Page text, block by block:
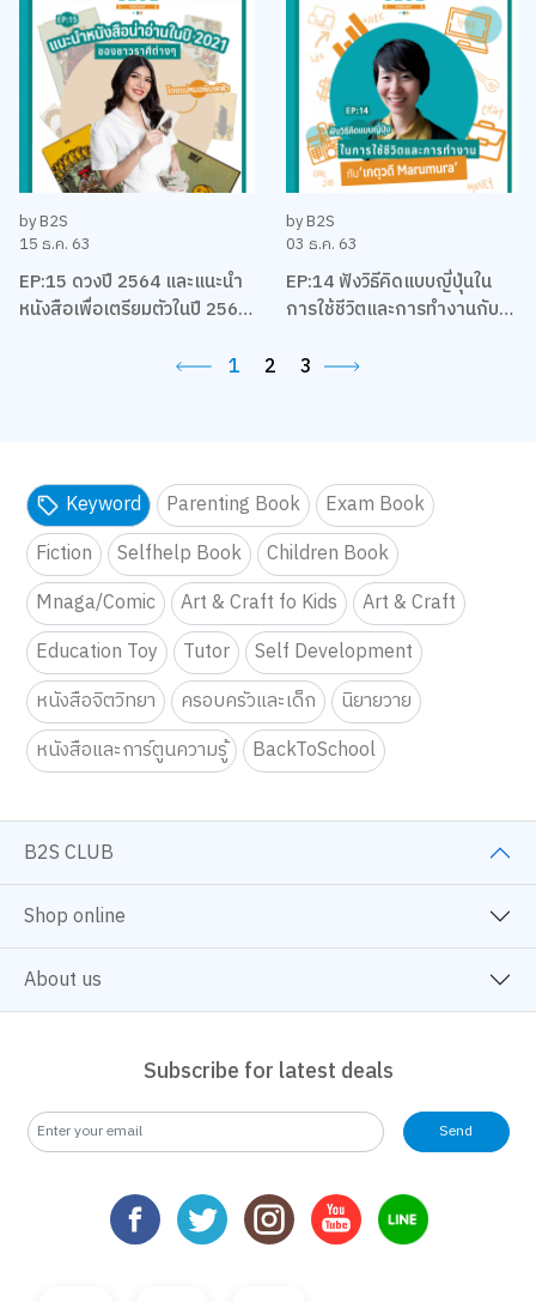
by B2S
15 ธ.ค. 63
EP:15 ดวงปี 2564 และแนะนำ
หนังสือเพื่อเตรียมตัวในปี 2564
by B2S
03 ธ.ค. 63
EP:14 ฟังวิธีคิดแบบญี่ปุ่นใน
การใช้ชีวิตและการทำงานกับ
1 2 3
Keyword Parenting Book
Exam Book
Fiction
Selfhelp Book
Children Book
Mnaga/Comic
Art & Craft fo Kids
Art & Craft
Education Toy
Tutor
Self Development
หนังสือจิตวิทยา
ครอบครัวและเด็ก
นิยายวาย
หนังสือและการ์ตูนความรู้
BackToSchool
B2S CLUB
Shop online
About us
Subscribe for latest deals
Send